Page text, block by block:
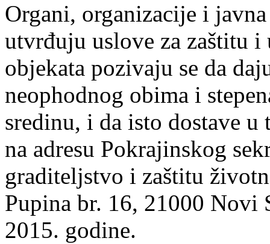
Organi, organizacije i
utvrđuju uslove za zaštitu
objekata pozivaju se da
neophodnog obima i
sredinu, i da isto dostave
na adresu Pokrajinskog
graditeljstvo i zaštitu
Pupina br. 16, 21000 Novi
2015. godine.